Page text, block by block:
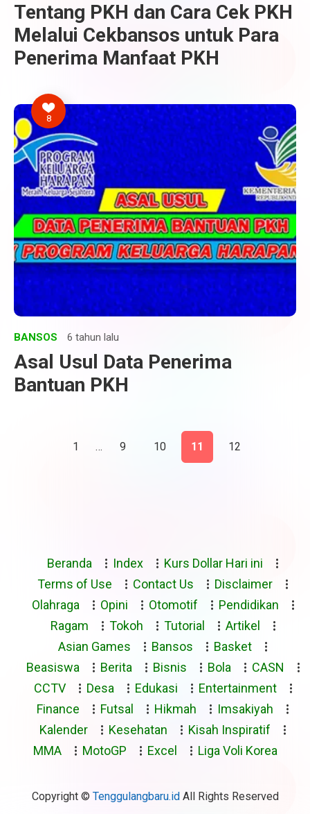
Tentang PKH dan Cara Cek PKH
Melalui Cekbansos untuk Para
Penerima Manfaat PKH
8
BANSOS 6 tahun lalu
Asal Usul Data Penerima
Bantuan PKH
1 … 9 10 11 12
Beranda Index
Kurs Dollar Hari ini
Terms of Use
Contact Us
Disclaimer
Olahraga
Opini Otomotif
Pendidikan
Ragam
Tokoh Tutorial
Artikel
Asian Games
Bansos
Basket
Beasiswa
Berita Bisnis Bola
CASN
CCTV
Desa Edukasi
Entertainment
Finance
Futsal Hikmah
Imsakiyah
Kalender
Kesehatan
Kisah Inspiratif
MMA
MotoGP Excel Liga Voli Korea
Copyright © Tenggulangbaru.idAll Rights Reserved